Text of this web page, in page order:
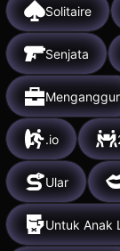
Solitaire
Senjata
Menganggur
.io
Ular
Untuk Anak